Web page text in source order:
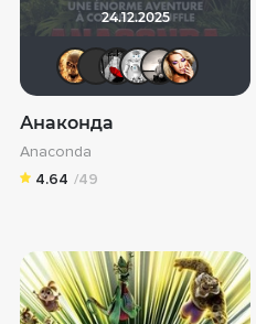
24.12.2025
Leksus81
brusell
Анаконда
Anaconda
4.64 /49